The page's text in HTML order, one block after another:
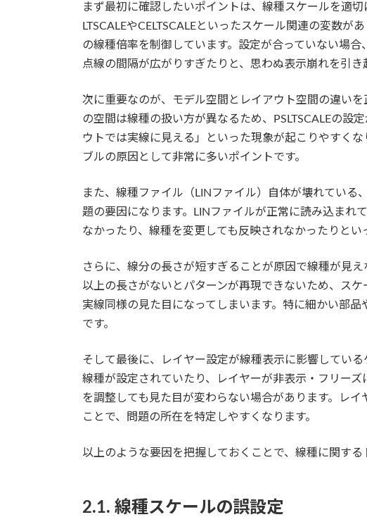
まず最初に確認したいポイントは、線種スケールを適
LTSCALEやCELTSCALEといったスケール関連の変数が
の線種倍率を制御しています。設定が合っていない場
点線の間隔が広がりすぎたりと、思わぬ表示崩れを引き
次に重要なのが、モデル空間とレイアウト空間の違い
の空間は線種の扱い方が異なるため、PSLTSCALEの設
ウトでは実線に見える」といった現象が起こりやすく
ブルの原因として非常に多いポイントです。
また、線種ファイル（LINファイル）自体が壊れている
題の要因になります。LINファイルが正常に読み込まれ
なかったり、線種を変更しても反映されなかったりとい
さらに、線分の長さが短すぎることが原因で線種が見
以上の長さがないとパターンが再現できないため、ス
実線同様の見た目になってしまいます。特に細かい部
です。
そして最後に、レイヤー設定が線種表示に影響してい
線種が設定されていたり、レイヤーが非表示・フリー
を調整しても見た目が変わらない場合があります。レ
ことで、問題の所在を特定しやすくなります。
以上のような要因を把握しておくことで、線種に関する
2.1. 線種スケールの誤設定